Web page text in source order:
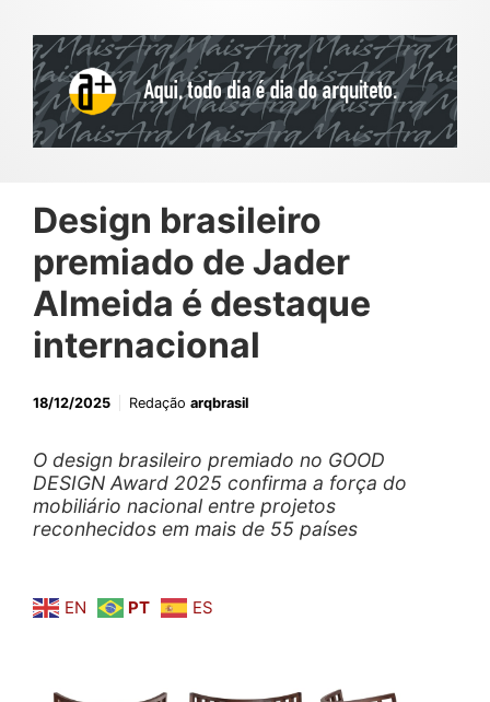
Design brasileiro
premiado de Jader
Almeida é destaque
internacional
18/12/2025 Redação arqbrasil
O design brasileiro premiado no GOOD
DESIGN Award 2025 confirma a força do
mobiliário nacional entre projetos
reconhecidos em mais de 55 países
EN PT ES